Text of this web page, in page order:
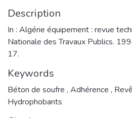
Description
In : Algérie équipement : revue
Nationale des Travaux Publics.
17.
Keywords
Béton de soufre , Adhérence ,
Hydrophobants